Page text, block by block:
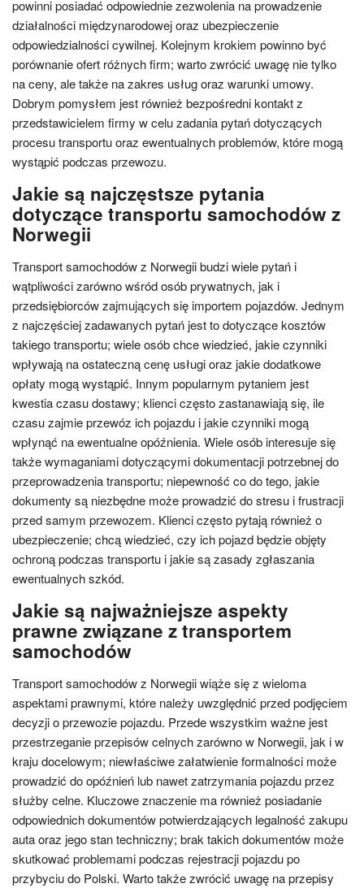
powinni posiadać odpowiednie zezwolenia na prowadzenie
działalności międzynarodowej oraz ubezpieczenie
odpowiedzialności cywilnej. Kolejnym krokiem powinno być
porównanie ofert różnych firm; warto zwrócić uwagę nie tylko
na ceny, ale także na zakres usług oraz warunki umowy.
Dobrym pomysłem jest również bezpośredni kontakt z
przedstawicielem firmy w celu zadania pytań dotyczących
procesu transportu oraz ewentualnych problemów, które mogą
wystąpić podczas przewozu.
Jakie są najczęstsze pytania
dotyczące transportu samochodów z
Norwegii
Transport samochodów z Norwegii budzi wiele pytań i
wątpliwości zarówno wśród osób prywatnych, jak i
przedsiębiorców zajmujących się importem pojazdów. Jednym
z najczęściej zadawanych pytań jest to dotyczące kosztów
takiego transportu; wiele osób chce wiedzieć, jakie czynniki
wpływają na ostateczną cenę usługi oraz jakie dodatkowe
opłaty mogą wystąpić. Innym popularnym pytaniem jest
kwestia czasu dostawy; klienci często zastanawiają się, ile
czasu zajmie przewóz ich pojazdu i jakie czynniki mogą
wpłynąć na ewentualne opóźnienia. Wiele osób interesuje się
także wymaganiami dotyczącymi dokumentacji potrzebnej do
przeprowadzenia transportu; niepewność co do tego, jakie
dokumenty są niezbędne może prowadzić do stresu i frustracji
przed samym przewozem. Klienci często pytają również o
ubezpieczenie; chcą wiedzieć, czy ich pojazd będzie objęty
ochroną podczas transportu i jakie są zasady zgłaszania
ewentualnych szkód.
Jakie są najważniejsze aspekty
prawne związane z transportem
samochodów
Transport samochodów z Norwegii wiąże się z wieloma
aspektami prawnymi, które należy uwzględnić przed podjęciem
decyzji o przewozie pojazdu. Przede wszystkim ważne jest
przestrzeganie przepisów celnych zarówno w Norwegii, jak i w
kraju docelowym; niewłaściwe załatwienie formalności może
prowadzić do opóźnień lub nawet zatrzymania pojazdu przez
służby celne. Kluczowe znaczenie ma również posiadanie
odpowiednich dokumentów potwierdzających legalność zakupu
auta oraz jego stan techniczny; brak takich dokumentów może
skutkować problemami podczas rejestracji pojazdu po
przybyciu do Polski. Warto także zwrócić uwagę na przepisy